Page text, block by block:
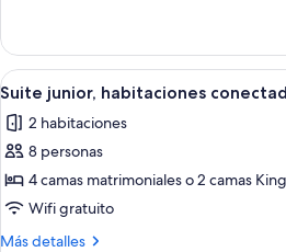
(C)
Abrir
todas
las
fotos
de
Suite
junior,
4
Suite junior, habitaciones
2 habitaciones
8 personas
4 camas matrimoniales o 2 camas King
Wifi gratuito
Más detalles
Más